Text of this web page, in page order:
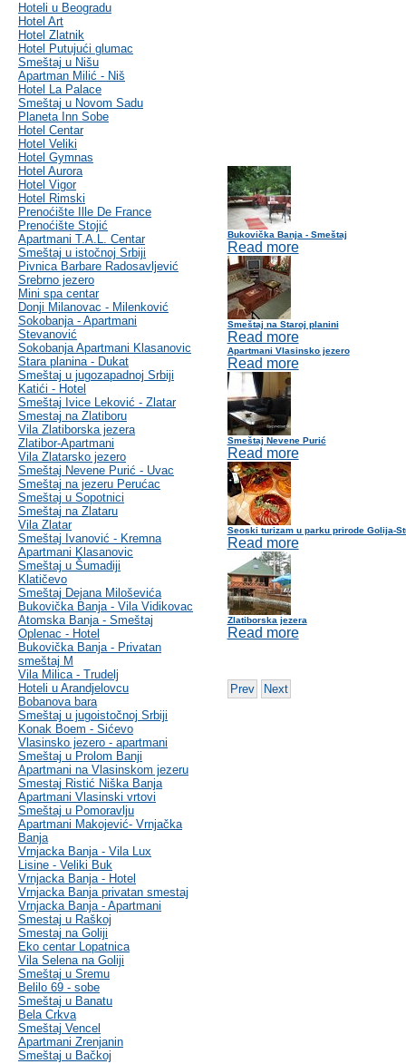
Hoteli u Beogradu
Hotel Art
Hotel Zlatnik
Hotel Putujući glumac
Smeštaj u Nišu
Apartman Milić - Niš
Hotel La Palace
Smeštaj u Novom Sadu
Planeta Inn Sobe
Hotel Centar
Hotel Veliki
Hotel Gymnas
Hotel Aurora
Hotel Vigor
Hotel Rimski
Prenoćište Ille De France
Prenoćište Stojić
Apartmani T.A.L. Centar
Smeštaj u istočnoj Srbiji
Pivnica Barbare Radosavljević
Srebrno jezero
Mini spa centar
Donji Milanovac - Milenković
Sokobanja - Apartmani
Stevanović
Sokobanja Apartmani Klasanovic
Stara planina - Dukat
Smeštaj u jugozapadnoj Srbiji
Katići - Hotel
Smeštaj Ivice Leković - Zlatar
Smestaj na Zlatiboru
Vila Zlatiborska jezera
Zlatibor-Apartmani
Vila Zlatarsko jezero
Smeštaj Nevene Purić - Uvac
Smeštaj na jezeru Perućac
Smeštaj u Sopotnici
Smeštaj na Zlataru
Vila Zlatar
Smeštaj Ivanović - Kremna
Apartmani Klasanovic
Smeštaj u Šumadiji
Klatičevo
Smeštaj Dejana Miloševića
Bukovička Banja - Vila Vidikovac
Atomska Banja - Smeštaj
Oplenac - Hotel
Bukovička Banja - Privatan
smeštaj M
Vila Milica - Trudelj
Hoteli u Arandjelovcu
Bobanova bara
Smeštaj u jugoistočnoj Srbiji
Konak Boem - Sićevo
Vlasinsko jezero - apartmani
Smeštaj u Prolom Banji
Apartmani na Vlasinskom jezeru
Smestaj Ristić Niška Banja
Apartmani Vlasinski vrtovi
Smeštaj u Pomoravlju
Apartmani Makojević- Vrnjačka
Banja
Vrnjacka Banja - Vila Lux
Lisine - Veliki Buk
Vrnjacka Banja - Hotel
Vrnjacka Banja privatan smestaj
Vrnjacka Banja - Apartmani
Smestaj u Raškoj
Smestaj na Goliji
Eko centar Lopatnica
Vila Selena na Goliji
Smeštaj u Sremu
Belilo 69 - sobe
Smeštaj u Banatu
Bela Crkva
Smeštaj Vencel
Apartmani Zrenjanin
Smeštaj u Bačkoj
Bukovička Banja - Smeštaj
Read more
Smeštaj na Staroj planini
Read more
Apartmani Vlasinsko jezero
Read more
Smeštaj Nevene Purić
Read more
Seoski turizam u parku prirode Golija-
Read more
Zlatiborska jezera
Read more
Prev Next